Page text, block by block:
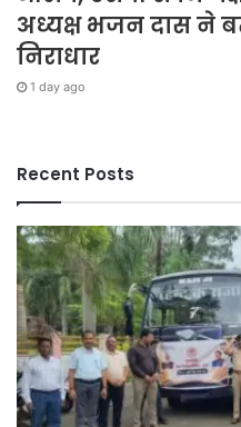
अध्यक्ष भजन दास ने
निराधार
1 day ago
Recent Posts